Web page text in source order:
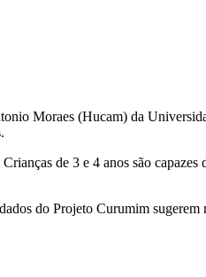
Moraes (Hucam) da
de 3 e 4 anos são
do Projeto Curumim sugerem